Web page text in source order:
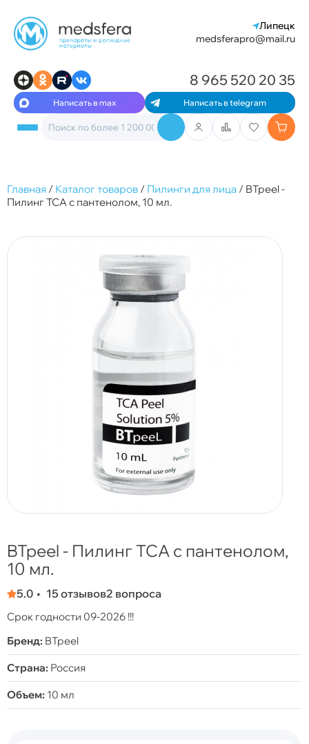
Липецк
medsferapro@mail.ru
Написать в max Написать в telegram
8 965 520 20 35
Главная / Каталог товаров / Пилинги для лица / BTpeel -
Пилинг ТСА с пантенолом, 10 мл.
BTpeel - Пилинг ТСА с пантенолом,
10 мл.
5.0 15 отзывов2 вопроса
Срок годности 09-2026 !!!
Бренд: BTpeel
Страна: Россия
Объем: 10 мл